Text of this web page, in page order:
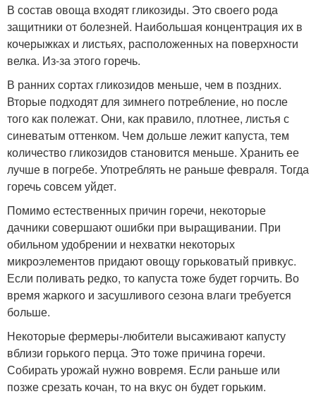
В состав овоща входят гликозиды. Это своего рода
защитники от болезней. Наибольшая концентрация их в
кочерыжках и листьях, расположенных на поверхности
велка. Из-за этого горечь.
В ранних сортах гликозидов меньше, чем в поздних.
Вторые подходят для зимнего потребление, но после
того как полежат. Они, как правило, плотнее, листья с
синеватым оттенком. Чем дольше лежит капуста, тем
количество гликозидов становится меньше. Хранить ее
лучше в погребе. Употреблять не раньше февраля. Тогда
горечь совсем уйдет.
Помимо естественных причин горечи, некоторые
дачники совершают ошибки при выращивании. При
обильном удобрении и нехватки некоторых
микроэлементов придают овощу горьковатый привкус.
Если поливать редко, то капуста тоже будет горчить. Во
время жаркого и засушливого сезона влаги требуется
больше.
Некоторые фермеры-любители высаживают капусту
вблизи горького перца. Это тоже причина горечи.
Собирать урожай нужно вовремя. Если раньше или
позже срезать кочан, то на вкус он будет горьким.